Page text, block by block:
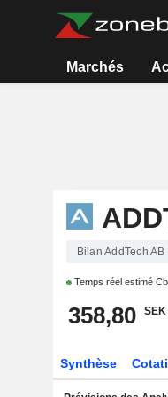
Marchés
Bilan AddTech AB
Temps réel estimé
358,80 SEK
Synthèse